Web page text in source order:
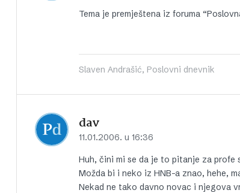
Tema je premještena iz foruma
Slaven Andrašić, Poslovni dnevnik
dav
11.01.2006. u 16:36
Huh, čini mi se da je to pitanje za
Možda bi i neko iz HNB-a znao, hehe,
Nekad ne tako davno novac i njegova